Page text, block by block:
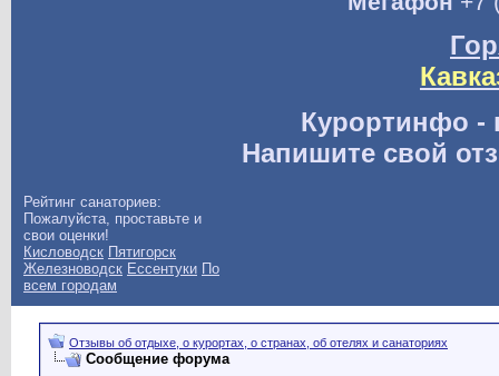
Курортинфо -
Напишите свой
Рейтинг санаториев:
Пожалуйста, проставьте и
свои оценки!
Кисловодск Пятигорск
Железноводск Ессентуки По
всем городам
Отзывы об отдыхе, о курортах, о странах, об отелях и санаториях
Сообщение форума